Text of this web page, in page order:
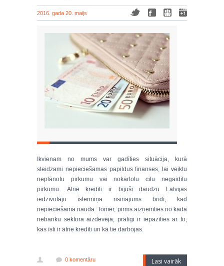
2016. gada 20. maijs
Ikvienam no mums var gadīties situācija, kurā
steidzami nepieciešamas papildus finanses, lai veiktu
neplānotu pirkumu vai nokārtotu citu negaidītu
pirkumu. Ātrie kredīti ir bijuši daudzu Latvijas
iedzīvotāju īstermiņa risinājums brīdī, kad
nepieciešama nauda. Tomēr, pirms aizņemties no kāda
nebanku sektora aizdevēja, prātīgi ir iepazīties ar to,
kas īsti ir ātrie kredīti un kā tie darbojas.
0 komentāru Lasi vairāk